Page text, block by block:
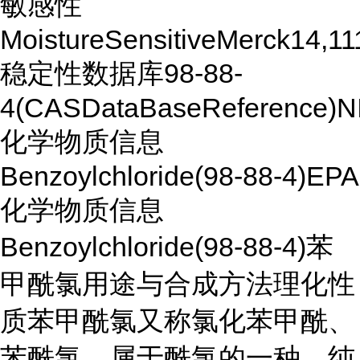
稳定性数据库98-88-
化学物质信息
Benzoylchloride(98-88-4)EPA
化学物质信息
Benzoylchloride(98-88-4)苯
甲酰氯用途与合成方法理化性
质苯甲酰氯又称氯化苯甲酰、